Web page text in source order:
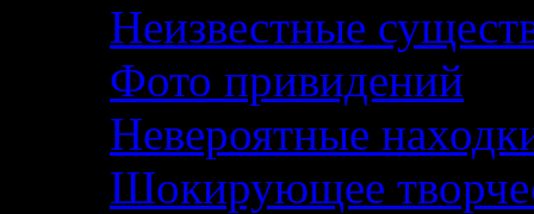
Неизвестные
Фото привидений
Невероятные
Шокирующее